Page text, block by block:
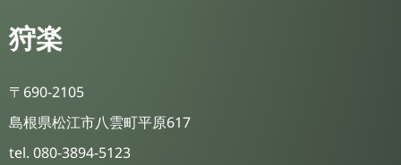
狩楽
〒690-2105
島根県松江市八雲町平原617
tel. 080-3894-5123